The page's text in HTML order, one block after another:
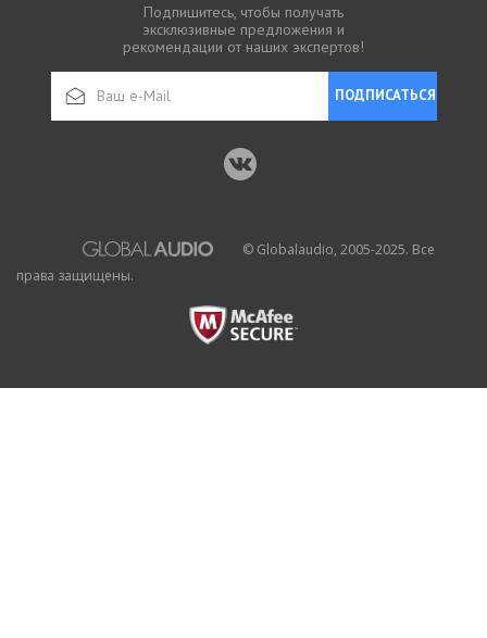
Подпишитесь, чтобы получать
эксклюзивные предложения и
рекомендации от наших экспертов!
ПОДПИСАТЬСЯ
© Globalaudio, 2005-2025. Все
права защищены.